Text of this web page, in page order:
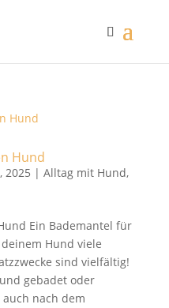
Hund
2025 | Alltag mit Hund,
Ein Bademantel für
Hund viele
sind vielfältig!
gebadet oder
nach dem